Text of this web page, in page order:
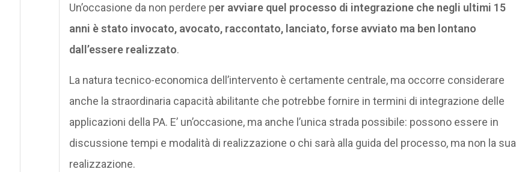
Un’occasione da non perdere per avviare quel processo di integrazione che negli ultimi 15
anni è stato invocato, avocato, raccontato, lanciato, forse avviato ma ben lontano
dall’essere realizzato.
La natura tecnico-economica dell’intervento è certamente centrale, ma occorre considerare
anche la straordinaria capacità abilitante che potrebbe fornire in termini di integrazione delle
applicazioni della PA. E’ un’occasione, ma anche l’unica strada possibile: possono essere in
discussione tempi e modalità di realizzazione o chi sarà alla guida del processo, ma non la sua
realizzazione.